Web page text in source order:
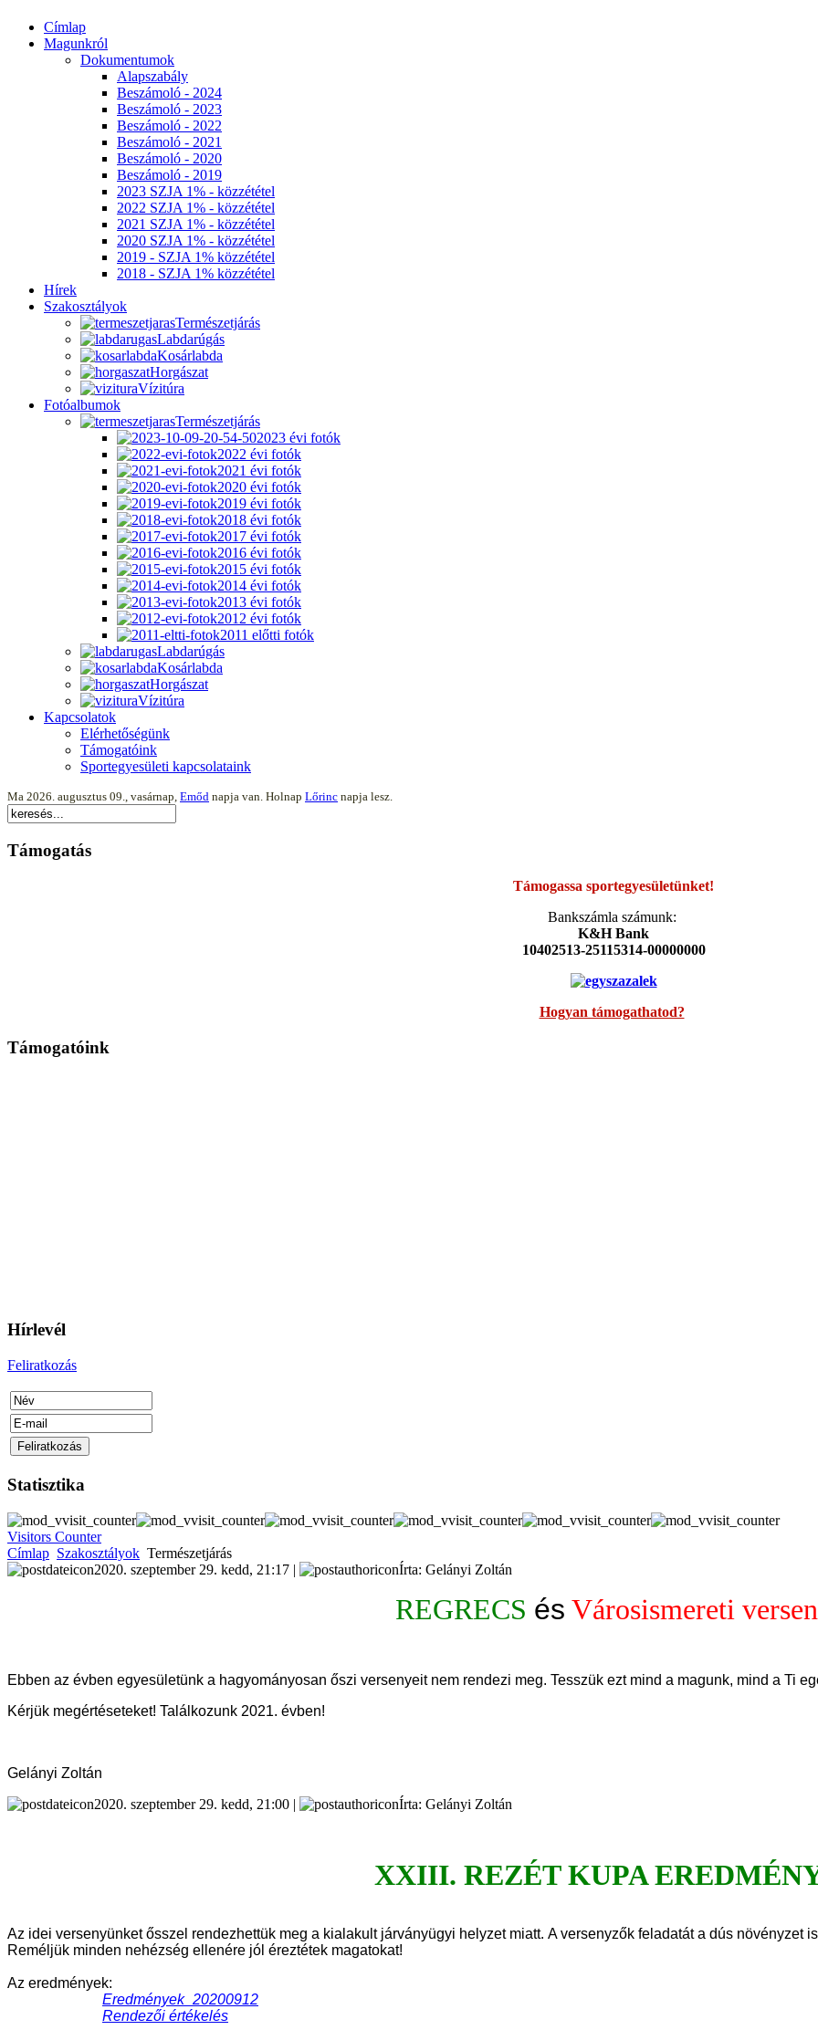
Címlap
Magunkról
Dokumentumok
Alapszabály
Beszámoló - 2024
Beszámoló - 2023
Beszámoló - 2022
Beszámoló - 2021
Beszámoló - 2020
Beszámoló - 2019
2023 SZJA 1% - közzététel
2022 SZJA 1% - közzététel
2021 SZJA 1% - közzététel
2020 SZJA 1% - közzététel
2019 - SZJA 1% közzététel
2018 - SZJA 1% közzététel
Hírek
Szakosztályok
Természetjárás
Labdarúgás
Kosárlabda
Horgászat
Vízitúra
Fotóalbumok
Természetjárás
2023 évi fotók
2022 évi fotók
2021 évi fotók
2020 évi fotók
2019 évi fotók
2018 évi fotók
2017 évi fotók
2016 évi fotók
2015 évi fotók
2014 évi fotók
2013 évi fotók
2012 évi fotók
2011 előtti fotók
Labdarúgás
Kosárlabda
Horgászat
Vízitúra
Kapcsolatok
Elérhetőségünk
Támogatóink
Sportegyesületi kapcsolataink
Ma 2026. augusztus 09., vasárnap, Emőd napja van. Holnap Lőrinc napja lesz.
Támogatás
Támogassa sportegyesületünket!
Bankszámla számunk:
K&H Bank
10402513-25115314-00000000
Hogyan támogathatod?
Támogatóink
Hírlevél
Feliratkozás
Statisztika
Visitors Counter
Címlap Szakosztályok Természetjárás
2020. szeptember 29. kedd, 21:17 |
Írta: Gelányi Zoltán
REGRECS és Városismereti
Ebben az évben egyesületünk a hagyományosan őszi versenyeit nem rendezi meg. Tesszük ezt mind a magunk, mind a Ti
Kérjük megértéseteket! Találkozunk 2021. évben!
Gelányi Zoltán
2020. szeptember 29. kedd, 21:00 |
Írta: Gelányi Zoltán
XXIII. REZÉT KUPA
Az idei versenyünket ősszel rendezhettük meg a kialakult járványügyi helyzet miatt. A versenyzők feladatát a dús növényzet
Reméljük minden nehézség ellenére jól éreztétek magatokat!
Az eredmények:
Eredmények_20200912
Rendezői értékelés